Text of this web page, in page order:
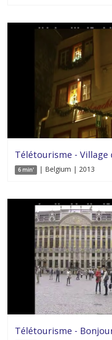
Télétourisme - Village
6 min' | Belgium | 2013
Télétourisme -